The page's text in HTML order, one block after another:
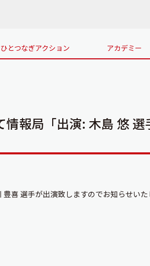
ひとつなぎアクション アカデミー
報局「出演: 木島 悠 選
喜 選手が出演致しますのでお知らせいた